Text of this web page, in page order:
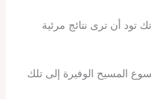
تود أن ترى نتائج مرئية
المسيح الوفيرة إلى تلك